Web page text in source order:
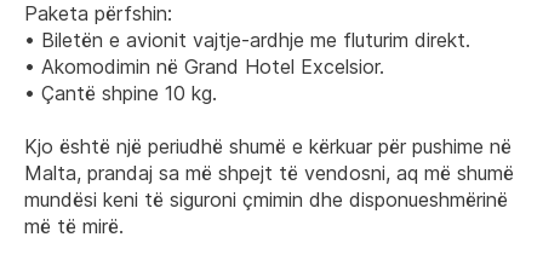
Paketa përfshin:
• Biletën e avionit vajtje-ardhje me fluturim direkt.
• Akomodimin në Grand Hotel Excelsior.
• Çantë shpine 10 kg.
Kjo është një periudhë shumë e kërkuar për pushime në
Malta, prandaj sa më shpejt të vendosni, aq më shumë
mundësi keni të siguroni çmimin dhe disponueshmërinë
më të mirë.